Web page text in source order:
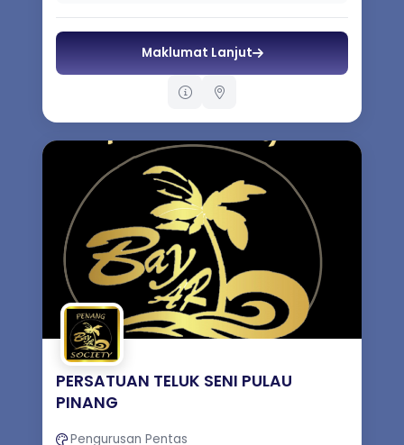
Maklumat Lanjut
PERSATUAN TELUK SENI PULAU
PINANG
Pengurusan Pentas